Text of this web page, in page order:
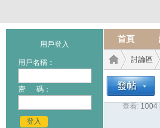
用戶登入
用戶名稱：
密 碼：
登入
首頁
討論區
查看: 1004